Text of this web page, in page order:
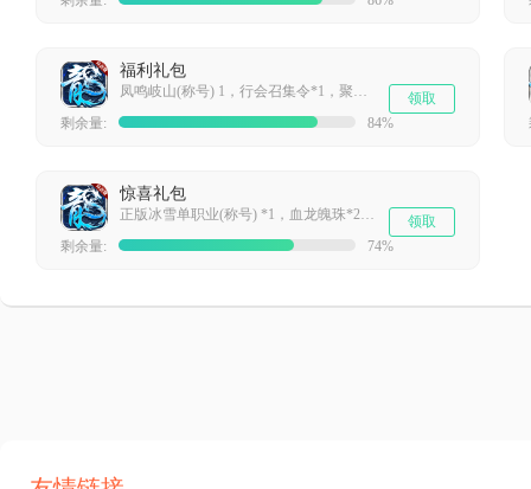
福利礼包
凤鸣岐山(称号) 1，行会召集令*1，聚灵丹《超级) *1
剩余量:
84%
领取
惊喜礼包
正版冰雪单职业(称号) *1，血龙魄珠*200，洗髓丹*200
剩余量:
74%
领取